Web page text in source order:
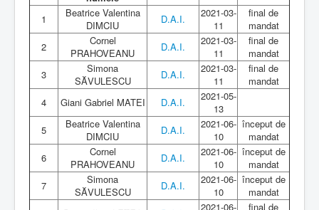
1
Beatrice Valentina
DIMCIU
D.A.I.
2021-03-
11
final de
mandat
2
Cornel
PRAHOVEANU
D.A.I.
2021-03-
11
final de
mandat
3
Simona
SĂVULESCU
D.A.I.
2021-03-
11
final de
mandat
4
Giani Gabriel MATEI D.A.I.
2021-05-
13
5
Beatrice Valentina
DIMCIU
D.A.I.
2021-06-
10
început de
mandat
6
Cornel
PRAHOVEANU
D.A.I.
2021-06-
10
început de
mandat
7
Simona
SĂVULESCU
D.A.I.
2021-06-
10
început de
mandat
2021-06-
final de